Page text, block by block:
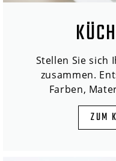
Stellen Sie sich
zusammen.
Farben,
ZUM